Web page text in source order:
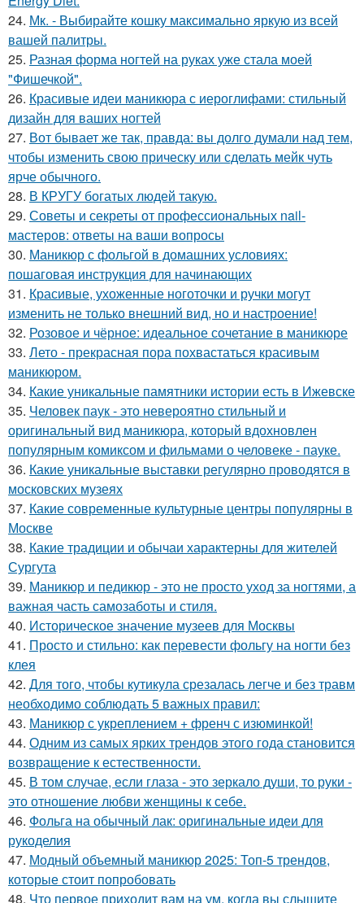
24. Мк. - Выбирайте кошку максимально яркую из всей
вашей палитры.
25. Разная форма ногтей на руках уже стала моей
"Фишечкой".
26. Красивые идеи маникюра с иероглифами: стильный
дизайн для ваших ногтей
27. Вот бывает же так, правда: вы долго думали над тем,
чтобы изменить свою прическу или сделать мейк чуть
ярче обычного.
28. В КРУГУ богатых людей такую.
29. Советы и секреты от профессиональных nail-
мастеров: ответы на ваши вопросы
30. Маникюр с фольгой в домашних условиях:
пошаговая инструкция для начинающих
31. Красивые, ухоженные ноготочки и ручки могут
изменить не только внешний вид, но и настроение!
32. Розовое и чёрное: идеальное сочетание в маникюре
33. Лето - прекрасная пора похвастаться красивым
маникюром.
34. Какие уникальные памятники истории есть в Ижевске
35. Человек паук - это невероятно стильный и
оригинальный вид маникюра, который вдохновлен
популярным комиксом и фильмами о человеке - пауке.
36. Какие уникальные выставки регулярно проводятся в
московских музеях
37. Какие современные культурные центры популярны в
Москве
38. Какие традиции и обычаи характерны для жителей
Сургута
39. Маникюр и педикюр - это не просто уход за ногтями, а
важная часть самозаботы и стиля.
40. Историческое значение музеев для Москвы
41. Просто и стильно: как перевести фольгу на ногти без
клея
42. Для того, чтобы кутикула срезалась легче и без травм
необходимо соблюдать 5 важных правил:
43. Маникюр с укреплением + френч с изюминкой!
44. Одним из самых ярких трендов этого года становится
возвращение к естественности.
45. В том случае, если глаза - это зеркало души, то руки -
это отношение любви женщины к себе.
46. Фольга на обычный лак: оригинальные идеи для
рукоделия
47. Модный объемный маникюр 2025: Топ-5 трендов,
которые стоит попробовать
48. Что первое приходит вам на ум, когда вы слышите